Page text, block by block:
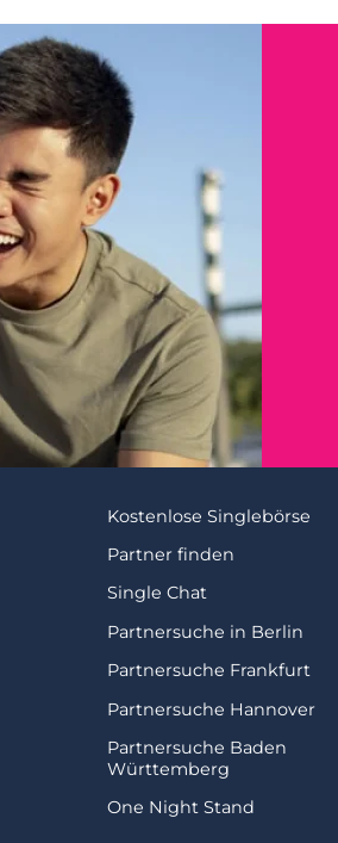
Kostenlose Singlebörse
Partner finden
Single Chat
Partnersuche in Berlin
Partnersuche Frankfurt
Partnersuche Hannover
Partnersuche Baden
Württemberg
One Night Stand